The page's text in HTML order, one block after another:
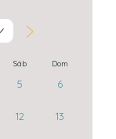
Sáb Dom
5 6
12 13